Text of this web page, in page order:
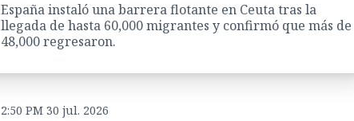
España instaló una barrera flotante en Ceuta tras la
llegada de hasta 60,000 migrantes y confirmó que más de
48,000 regresaron.
2:50 PM 30 jul. 2026